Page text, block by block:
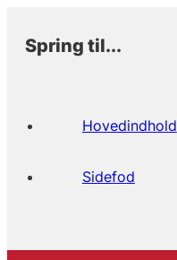
Spring til...
Hovedindhold
Sidefod